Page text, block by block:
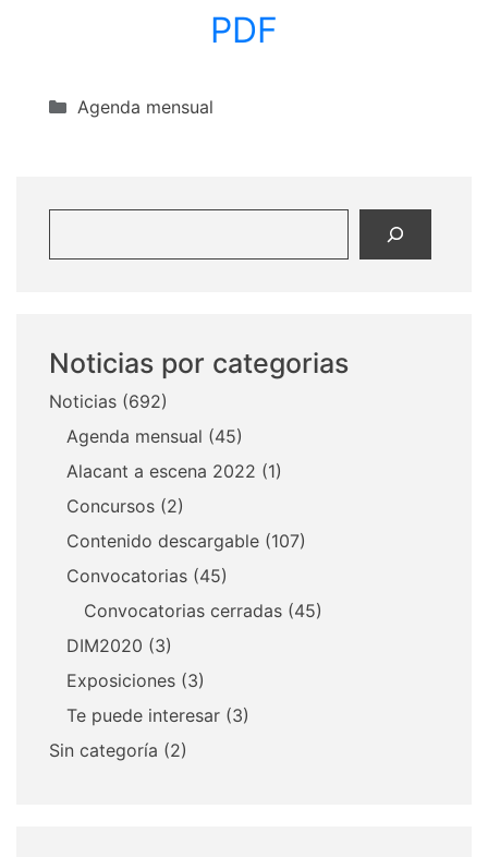
PDF
Categorías
Agenda mensual
Noticias por categorias
Noticias (692)
Agenda mensual (45)
Alacant a escena 2022 (1)
Concursos (2)
Contenido descargable (107)
Convocatorias (45)
Convocatorias cerradas (45)
DIM2020 (3)
Exposiciones (3)
Te puede interesar (3)
Sin categoría (2)